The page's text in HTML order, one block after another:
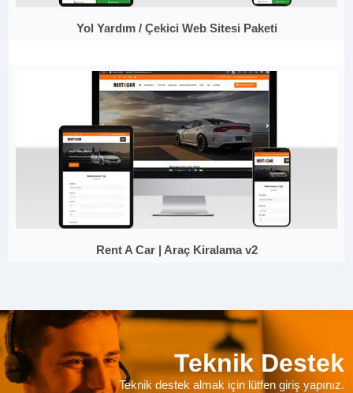
Yol Yardım / Çekici Web Sitesi Paketi
Rent A Car | Araç Kiralama v2
Teknik Destek
Teknik destek almak için lütfen giriş yapınız.